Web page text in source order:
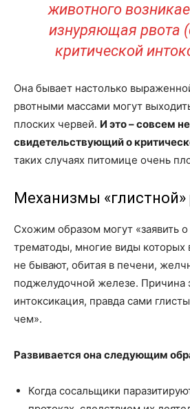
животного
изнуряющая рвота
критической
Она бывает настолько
рвотными массами могут
плоских червей. И это – совсем
свидетельствующий о
таких случаях питомице очень
Механизмы
Схожим образом могут «заявить
трематоды, многие виды
не бывают, обитая в печени,
поджелудочной железе. Причина
интоксикация, правда сами
чем».
Развивается она следующим
Когда сосальщики